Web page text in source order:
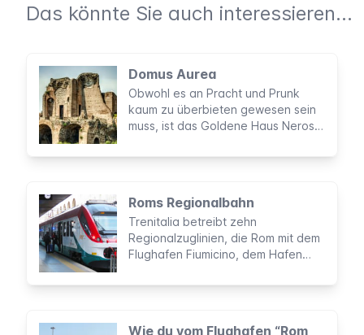
Das könnte Sie auch interessieren...
Domus Aurea
Obwohl es an Pracht und Prunk
kaum zu überbieten gewesen sein
muss, ist das Goldene Haus Neros
unterirdischen Ruinen der
Führung besichtigen.
Roms Regionalbahn
Trenitalia betreibt zehn
Regionalzuglinien, die Rom mit dem
Flughafen Fiumicino, dem Hafen
Touristenattraktionen verbinden.
Wie du vom Flughafen “Rom